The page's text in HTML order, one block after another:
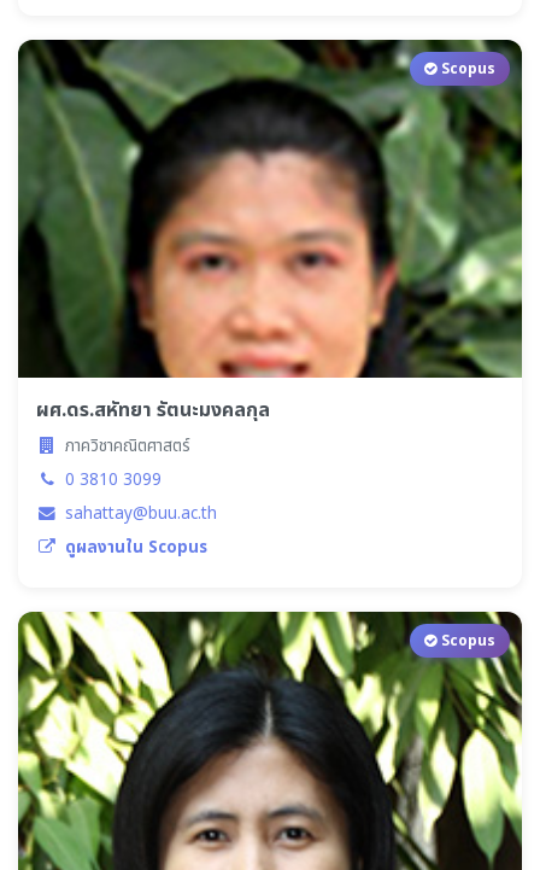
Scopus
ผศ.ดร.สหัทยา รัตนะมงคลกุล
ภาควิชาคณิตศาสตร์
0 3810 3099
sahattay@buu.ac.th
ดูผลงานใน Scopus
Scopus